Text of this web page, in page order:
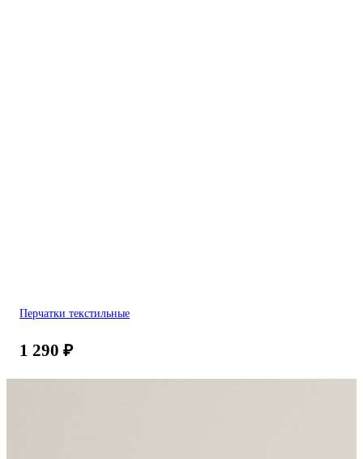
Перчатки текстильные
1 290 ₽